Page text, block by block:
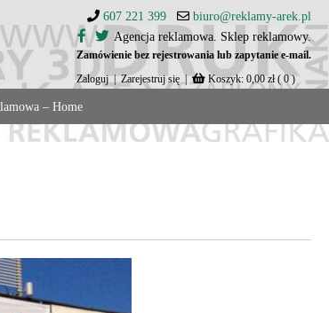
607 221 399
biuro@reklamy-arek.pl
Agencja reklamowa. Sklep reklamowy.
Zamówienie bez rejestrowania lub zapytanie e-mail.
Zaloguj | Zarejestruj się | Koszyk: 0,00zł ( 0 )
– Home